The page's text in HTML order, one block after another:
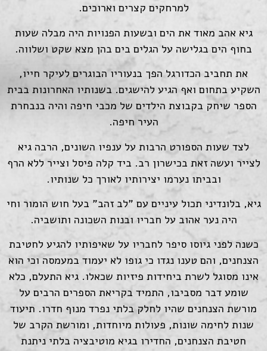
למרחקים קצרים וארוכים.
גיא אהב מאוד את הים ובשעות הפנויות היה מבלה שעות
בחוף הים בגלישה על הגלים בים בהן מצא שקט ושלווה.
את תחביב הכדורגל הפך בנעוריו הבוגרים לעיקר חייו,
השקיע בתחום ואף הגיע להישגים. בשנותיו האחרונות בבית
הספר שיחק בקבוצת הילדים של מכבי חיפה והיה בנבחרת
העיר חיפה.
לצד שעות הספורט הרבות על ענפיו השונים, הרבה גיא
לצייר ועשה זאת בכישרון רב. ביד קלה פיסל וצייר ללא הרף
ובביתו נערמו יצירותיו לאורך כל שנותיו.
גיא, בלונדיני תכול עיניים עם "לב זהב" בעל חוש הומור וחי
היה נער אהוב על חבריו ובנות השכונה ותושביה.
כשנה לפני גיוסו סיפר לחבריו על שאיפותיו להגיע לחטיבת
הצנחנים, והם טענו נגדו כי גופו לא יעמוד במעמסה וכי הוא
אינו מסוגל לשרת ביחידות פיזיות שכאלו. גיא התעלם, כלא
שומע דבר מסביבו, התמיד בקריאת הספרים הרבים על
מורשת הצנחנים שהיו לחלק בלתי נפרד מנוף חדרו. תיעוד
שנות לחימה שונות, פעולות מיוחדות, ומורשת הקרב של
חטיבת הצנחנים, החדירו בגיא מוטיבציה בלתי ניתנת